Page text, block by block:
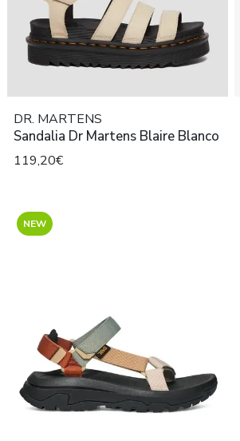
DR. MARTENS
Sandalia Dr Martens Blaire Blanco
119,20€
NEW